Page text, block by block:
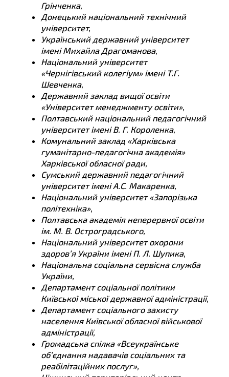
Грінченка,
Донецький національний технічний
університет,
Український державний університет
імені Михайла Драгоманова,
Національний університет
«Чернігівський колегіум» імені Т.Г.
Шевченка,
Державний заклад вищої освіти
«Університет менеджменту освіти»,
Полтавський національний педагогічний
університет імені В. Г. Короленка,
Комунальний заклад «Харківська
гуманітарно-педагогічна академія»
Харківської обласної ради,
Сумський державний педагогічний
університет імені А.С. Макаренка,
Національний університет «Запорізька
політехніка»,
Полтавська академія неперервної освіти
ім. М. В. Остроградського,
Національний університет охорони
здоров’я України імені П. Л. Шупика,
Національна соціальна сервісна служба
України,
Департамент соціальної політики
Київської міської державної адміністрації,
Департамент соціального захисту
населення Київської обласної військової
адміністрації,
Громадська спілка «Всеукраїнське
об’єднання надавачів соціальних та
реабілітаційних послуг»,